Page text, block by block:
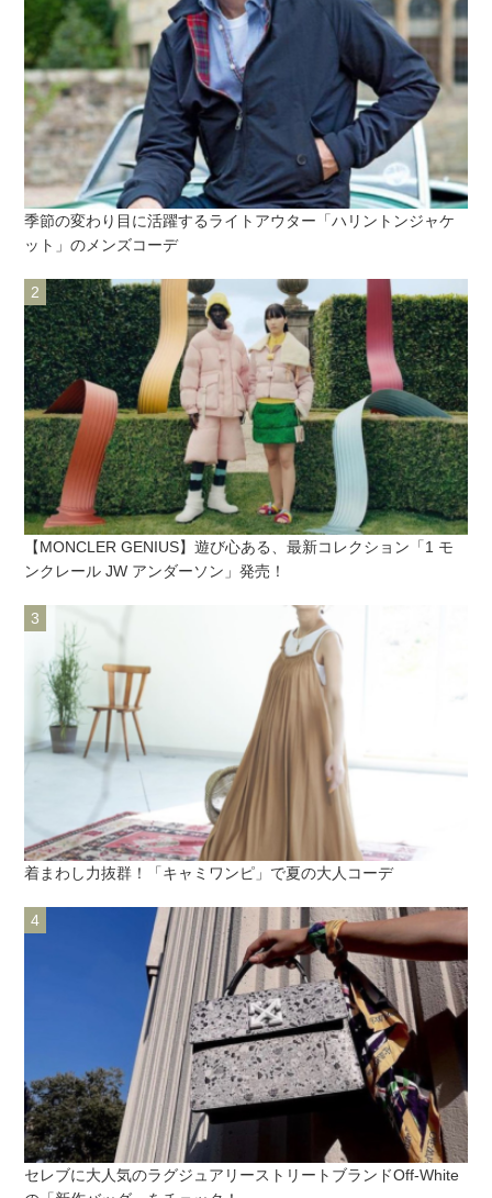
季節の変わり目に活躍するライトアウター「ハリントンジャケ
ット」のメンズコーデ
【MONCLER GENIUS】遊び心ある、最新コレクション「1 モ
ンクレール JW アンダーソン」発売！
着まわし力抜群！「キャミワンピ」で夏の大人コーデ
セレブに大人気のラグジュアリーストリートブランドOff-White